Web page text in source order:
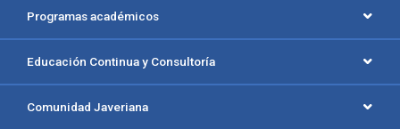
Programas académicos
Educación Continua y Consultoría
Comunidad Javeriana